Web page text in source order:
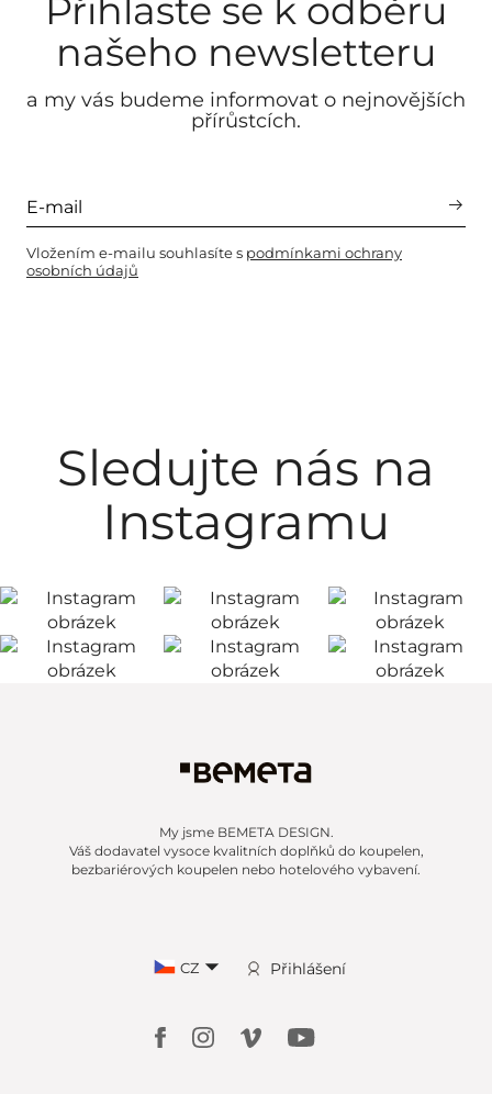
Přihlaste se k odběru
našeho newsletteru
a my vás budeme informovat o nejnovějších
přírůstcích.
Vložením e-mailu souhlasíte s podmínkami ochrany
osobních údajů
Sledujte nás na
Instagramu
My jsme BEMETA DESIGN.
Váš dodavatel vysoce kvalitních doplňků do koupelen,
bezbariérových koupelen nebo hotelového vybavení.
CZ Přihlášení